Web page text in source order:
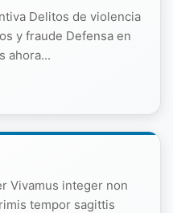
Delitos de violencia
y fraude Defensa en
ahora...
Vivamus integer non
tempor sagittis